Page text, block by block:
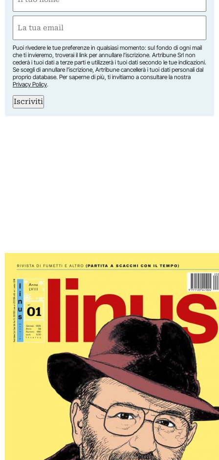
(Required)
First
(Required)
Puoi rivedere le tue preferenze in qualsiasi momento: sul fondo di ogni mail
che ti invieremo, troverai il link per annullare l’iscrizione. Artribune Srl non
cederà i tuoi dati a terze parti e utilizzerà i tuoi dati secondo le tue indicazioni.
Se scegli di annullare l’iscrizione, Artribune cancellerà i tuoi dati personali dal
proprio database. Per saperne di più, ti invitiamo a consultare la nostra
Privacy Policy.
Iscriviti